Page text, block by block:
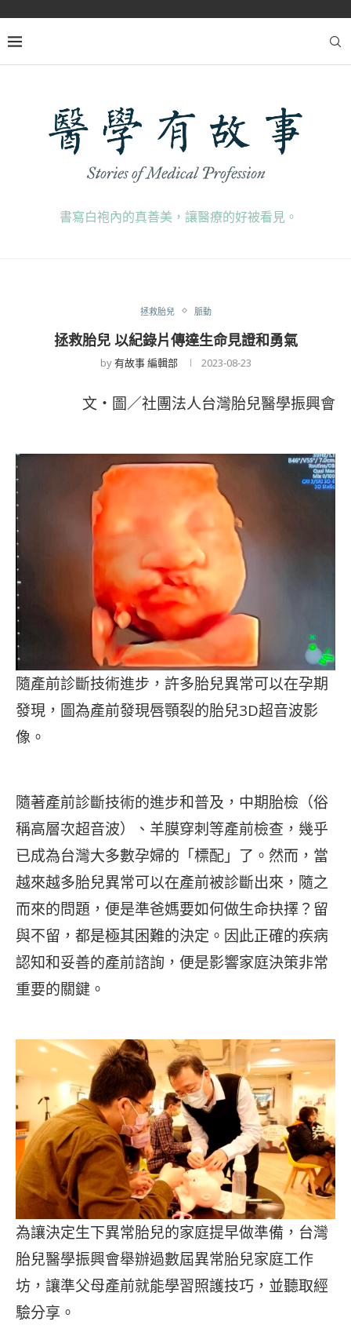
書寫白袍內的真善美，讓醫療的好被看見。
拯救胎兒 脈動
拯救胎兒 以紀錄片傳達生命見證和勇氣
by有故事 編輯部 2023-08-23
文・圖／社團法人台灣胎兒醫學振興會
隨產前診斷技術進步，許多胎兒異常可以在孕期
發現，圖為產前發現唇顎裂的胎兒3D超音波影
像。
隨著產前診斷技術的進步和普及，中期胎檢（俗
稱高層次超音波）、羊膜穿刺等產前檢查，幾乎
已成為台灣大多數孕婦的「標配」了。然而，當
越來越多胎兒異常可以在產前被診斷出來，隨之
而來的問題，便是準爸媽要如何做生命抉擇？留
與不留，都是極其困難的決定。因此正確的疾病
認知和妥善的產前諮詢，便是影響家庭決策非常
重要的關鍵。
為讓決定生下異常胎兒的家庭提早做準備，台灣
胎兒醫學振興會舉辦過數屆異常胎兒家庭工作
坊，讓準父母產前就能學習照護技巧，並聽取經
驗分享。